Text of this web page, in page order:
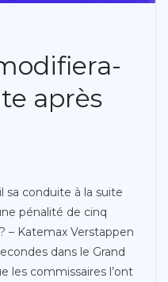
après
sa conduite à la suite
pénalité de cinq
– Katemax Verstappen
dans le Grand
les commissaires l’ont